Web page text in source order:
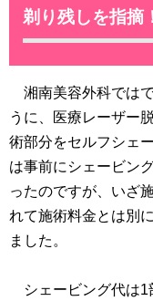
剃り残しを指摘
湘南美容外科では
うに、医療レーザー
術部分をセルフシェ
は事前にシェービン
ったのですが、いざ
れて施術料金とは別
ました。
シェービング代は1